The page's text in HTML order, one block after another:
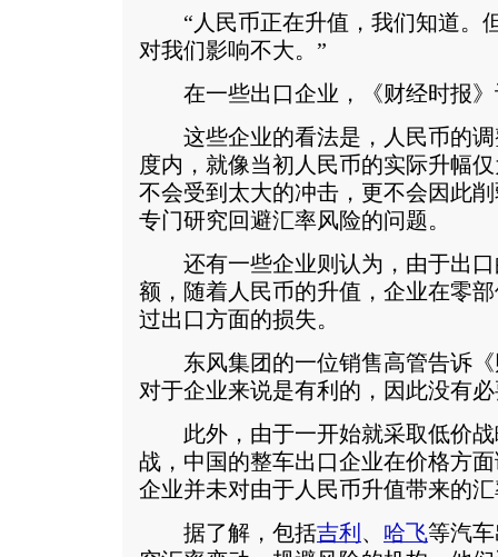
“人民币正在升值，我们知道。
对我们影响不大。”
在一些出口企业，《财经时报》
这些企业的看法是，人民币的调
度内，就像当初人民币的实际升幅
不会受到太大的冲击，更不会因此
专门研究回避汇率风险的问题。
还有一些企业则认为，由于出口
额，随着人民币的升值，企业在零
过出口方面的损失。
东风集团的一位销售高管告诉《
对于企业来说是有利的，因此没有
此外，由于一开始就采取低价战
战，中国的整车出口企业在价格方
企业并未对由于人民币升值带来的
据了解，包括吉利 、 哈飞等汽